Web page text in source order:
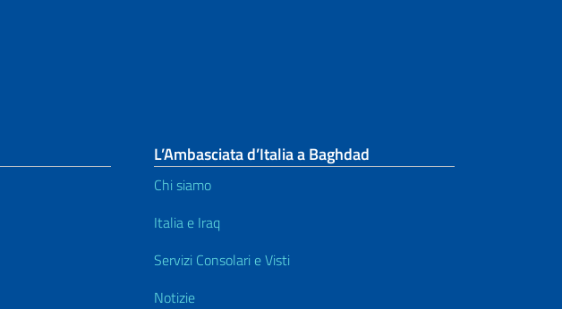
L’Ambasciata d’Italia a Baghdad
Chi siamo
Italia e Iraq
Servizi Consolari e Visti
Notizie